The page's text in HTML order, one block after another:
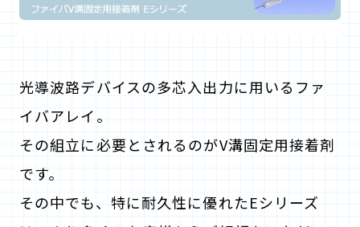
光導波路デバイスの多芯入出力に用いるファ
イバアレイ。
その組立に必要とされるのがV溝固定用接着剤
です。
その中でも、特に耐久性に優れたEシリーズ